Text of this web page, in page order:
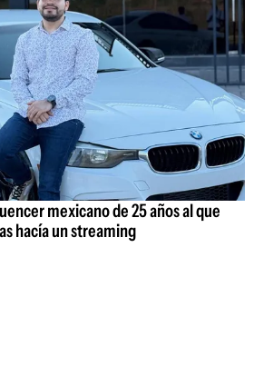
mexicano de 25 años al que
hacía un streaming